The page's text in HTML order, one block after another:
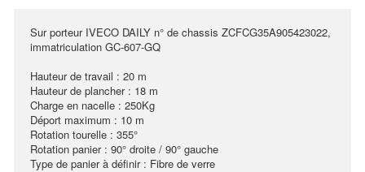
Sur porteur IVECO DAILY n° de chassis ZCFCG35A905423022,
immatriculation GC-607-GQ
Hauteur de travail : 20 m
Hauteur de plancher : 18 m
Charge en nacelle : 250Kg
Déport maximum : 10 m
Rotation tourelle : 355°
Rotation panier : 90° droite / 90° gauche
Type de panier à définir : Fibre de verre